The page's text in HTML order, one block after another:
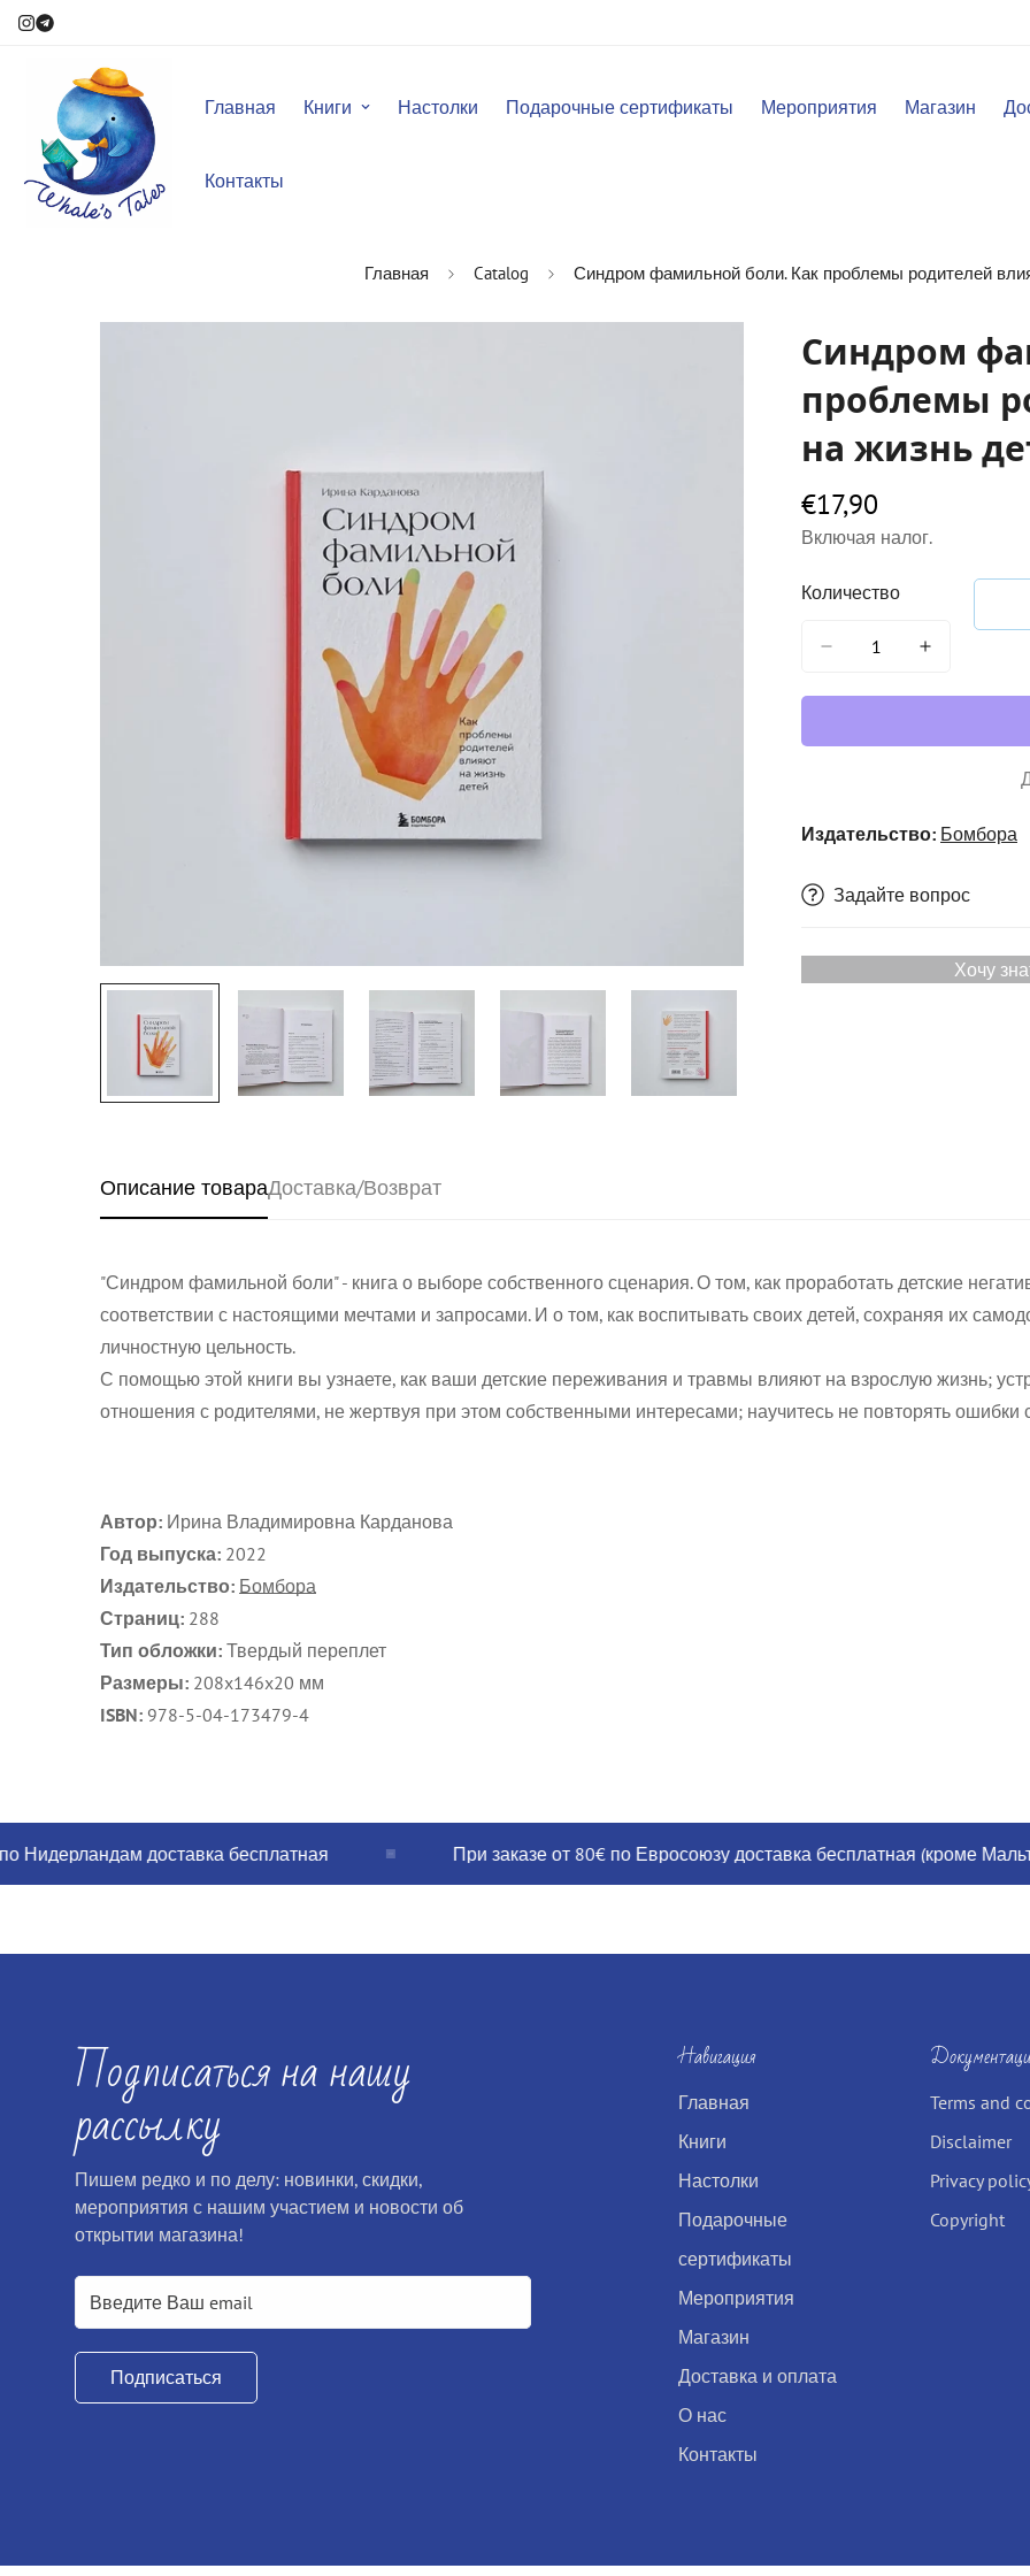
Главная Книги Настолки Подарочные сертификаты Мероприятия Магазин
Контакты
Главная Catalog Синдром фамильной боли. Как проблемы родителей
Синдром
проблемы
на жизнь
Обычная
цена
€17,90
Включая налог.
Количество
Издательство: Бомбора
Задайте вопрос
Хочу
Описание товараДоставка/Возврат
"Синдром фамильной боли" - книга о выборе собственного сценария. О том, как проработать детские
соответствии с настоящими мечтами и запросами. И о том, как воспитывать своих детей, сохраняя их
личностную цельность.
С помощью этой книги вы узнаете, как ваши детские переживания и травмы влияют на взрослую жизнь;
отношения с родителями, не жертвуя при этом собственными интересами; научитесь не повторять ошибки
Автор: Ирина Владимировна Карданова
Год выпуска: 2022
Издательство: Бомбора
Страниц: 288
Тип обложки: Твердый переплет
Размеры: 208x146x20 мм
ISBN: 978-5-04-173479-4
доставка бесплатная При заказе от 80€ по Евросоюзу доставка бесплатная (кроме Мальты,
Подписаться на нашу
рассылку
Пишем редко и по делу: новинки, скидки,
мероприятия с нашим участием и новости об
открытии магазина!
Подписаться
Навигация
Главная
Книги
Настолки
Подарочные
сертификаты
Мероприятия
Магазин
Доставка и оплата
О нас
Контакты
Terms and
Disclaimer
Privacy
Copyright
Confirm your age
No, I'm not Yes, I am